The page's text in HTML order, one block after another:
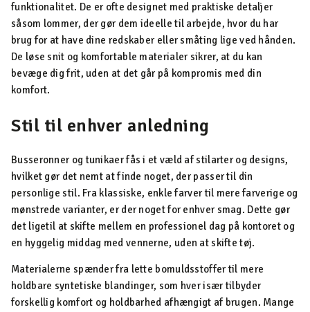
funktionalitet. De er ofte designet med praktiske detaljer
såsom lommer, der gør dem ideelle til arbejde, hvor du har
brug for at have dine redskaber eller småting lige ved hånden.
De løse snit og komfortable materialer sikrer, at du kan
bevæge dig frit, uden at det går på kompromis med din
komfort.
Stil til enhver anledning
Busseronner og tunikaer fås i et væld af stilarter og designs,
hvilket gør det nemt at finde noget, der passer til din
personlige stil. Fra klassiske, enkle farver til mere farverige og
mønstrede varianter, er der noget for enhver smag. Dette gør
det ligetil at skifte mellem en professionel dag på kontoret og
en hyggelig middag med vennerne, uden at skifte tøj.
Materialerne spænder fra lette bomuldsstoffer til mere
holdbare syntetiske blandinger, som hver især tilbyder
forskellig komfort og holdbarhed afhængigt af brugen. Mange